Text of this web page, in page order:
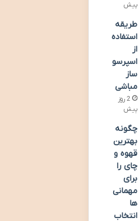
پیش
طریقه
استفاده
از
اسپرسو
ساز
مباشی
2 روز
پیش
چگونه
بهترین
قهوه و
چای را
برای
مهمانی‌
ها
انتخاب